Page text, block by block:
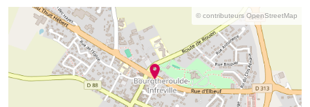
© contributeurs OpenStreetMap